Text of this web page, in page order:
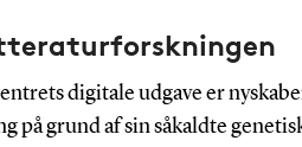
digitale udgave er
på grund af sin såkaldte